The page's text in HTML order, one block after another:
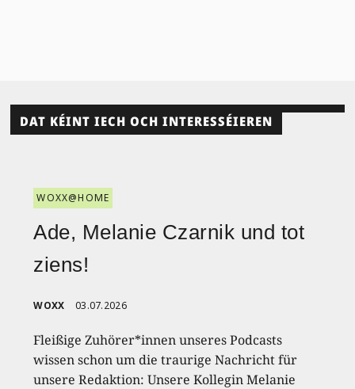
DAT KÉINT IECH OCH INTERESSÉIEREN
WOXX@HOME
Ade, Melanie Czarnik und tot
ziens!
WOXX 03.07.2026
Fleißige Zuhörer*innen unseres Podcasts
wissen schon um die traurige Nachricht für
unsere Redaktion: Unsere Kollegin Melanie